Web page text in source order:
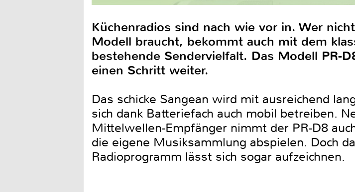
Küchenradios sind nach wie vor in. Wer
Modell braucht, bekommt auch mit dem
bestehende Sendervielfalt. Das Modell PR-
einen Schritt weiter.
Das schicke Sangean wird mit ausreichend
sich dank Batteriefach auch mobil betreiben.
Mittelwellen-Empfänger nimmt der PR-D8
die eigene Musiksammlung abspielen. Doch
Radioprogramm lässt sich sogar aufzeichnen.